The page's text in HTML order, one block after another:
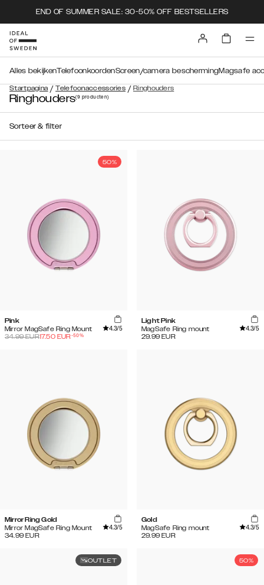
END OF SUMMER SALE: 30-50% OFF BESTSELLERS
Startpagina / Telefoonaccessories / Ringhouders
Alles bekijkenTelefoonkoordenScreen/camera beschermingMagsafe
Ringhouders(9 producten)
Sorteer & filter
50%
Pink
Mirror MagSafe Ring Mount
4.3/5
34.99EUR17.50 EUR-50%
Light Pink
MagSafe Ring mount
4.3/5
29.99 EUR
Mirror Ring Gold
Mirror MagSafe Ring Mount
4.3/5
34.99 EUR
Gold
MagSafe Ring mount
4.3/5
29.99 EUR
OUTLET 50%